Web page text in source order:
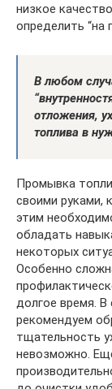
низкое
определить “на
В любом
отложения,
топлива в
Промывка
своими руками,
этим
обладать
некоторых
Особенно
долгое время. В
рекомендуем
тщательность
невозможно.